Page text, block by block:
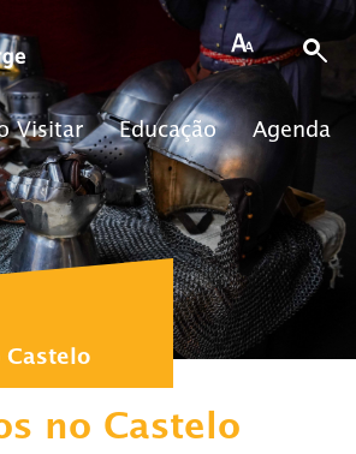
Visitar Educação Agenda
Castelo
no Castelo